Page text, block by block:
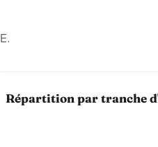
Répartition par tranche